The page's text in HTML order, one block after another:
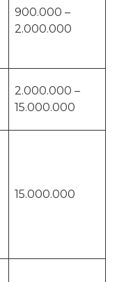
900.000 –
2.000.000
2.000.000 –
15.000.000
15.000.000